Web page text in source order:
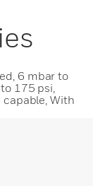
6 mbar to
175 psi,
With